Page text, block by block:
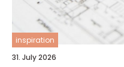
inspiration
31. July 2026